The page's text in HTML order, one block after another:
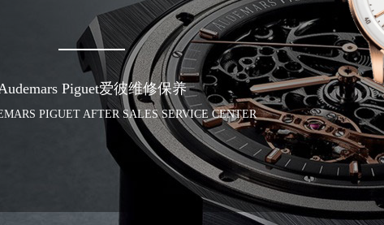
Piguet爱彼维修保养
PIGUET AFTER SALES SERVICE CENTER